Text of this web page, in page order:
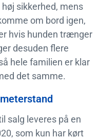
sikkerhed, mens
om bord igen,
hvis hunden trænger
desuden flere
hele familien er klar
det samme.
salg leveres på en
som kun har kørt